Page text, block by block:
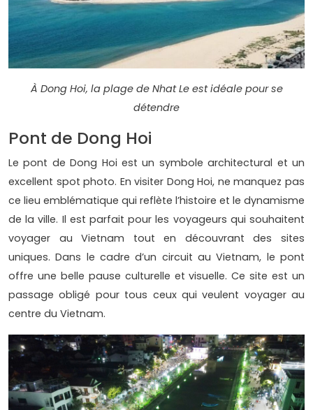
À Dong Hoi, la plage de Nhat Le est idéale pour se
détendre
Pont de Dong Hoi
Le pont de Dong Hoi est un symbole architectural et un
excellent spot photo. En visiter Dong Hoi, ne manquez pas
ce lieu emblématique qui reflète l’histoire et le dynamisme
de la ville. Il est parfait pour les voyageurs qui souhaitent
voyager au Vietnam tout en découvrant des sites
uniques. Dans le cadre d’un circuit au Vietnam, le pont
offre une belle pause culturelle et visuelle. Ce site est un
passage obligé pour tous ceux qui veulent voyager au
centre du Vietnam.